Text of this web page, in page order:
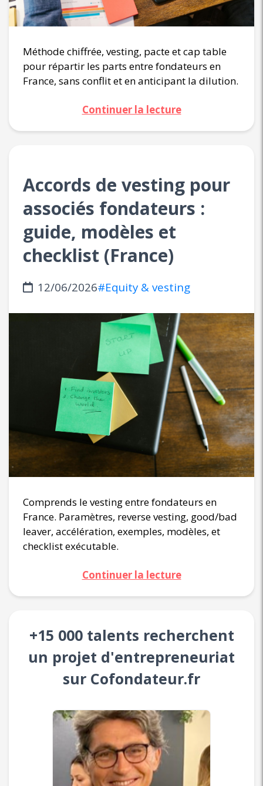
Méthode chiffrée, vesting, pacte et cap table
pour répartir les parts entre fondateurs en
France, sans conflit et en anticipant la dilution.
Continuer la lecture
Accords de vesting pour
associés fondateurs :
guide, modèles et
checklist (France)
12/06/2026#Equity & vesting
Comprends le vesting entre fondateurs en
France. Paramètres, reverse vesting, good/bad
leaver, accélération, exemples, modèles, et
checklist exécutable.
Continuer la lecture
+15 000 talents recherchent
un projet d'entrepreneuriat
sur Cofondateur.fr